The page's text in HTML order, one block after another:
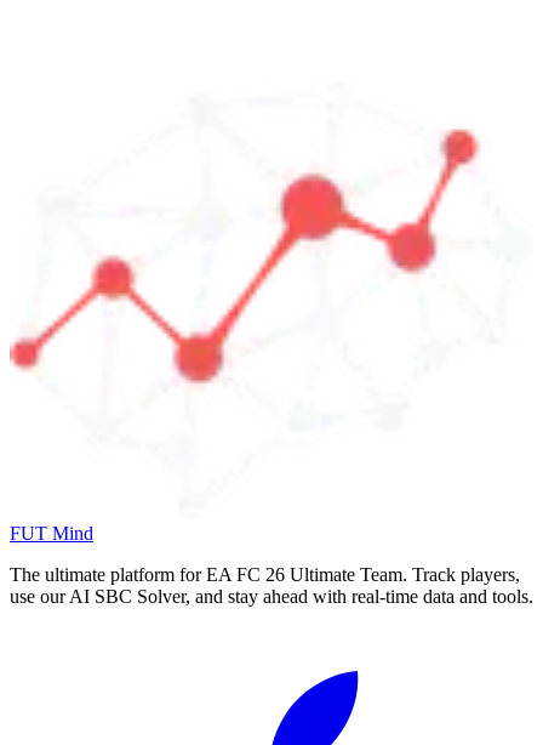
FUT Mind
The ultimate platform for EA FC 26 Ultimate Team. Track players,
use our AI SBC Solver, and stay ahead with real-time data and tools.